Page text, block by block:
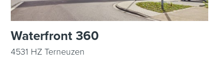
Waterfront 360
4531 HZ Terneuzen